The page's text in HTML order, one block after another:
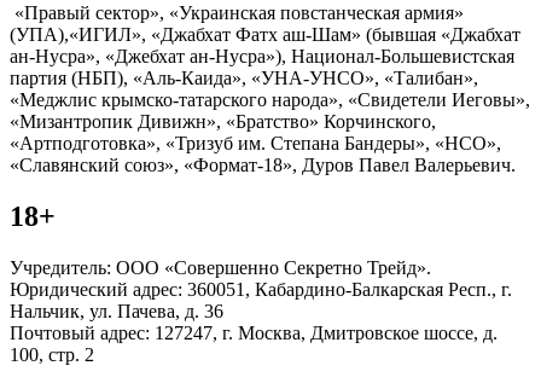
«Правый сектор», «Украинская повстанческая армия»
(УПА),«ИГИЛ», «Джабхат Фатх аш-Шам» (бывшая «Джабхат
ан-Нусра», «Джебхат ан-Нусра»), Национал-Большевистская
партия (НБП), «Аль-Каида», «УНА-УНСО», «Талибан»,
«Меджлис крымско-татарского народа», «Свидетели Иеговы»,
«Мизантропик Дивижн», «Братство» Корчинского,
«Артподготовка», «Тризуб им. Степана Бандеры», «НСО»,
«Славянский союз», «Формат-18», Дуров Павел Валерьевич.
18+
Учредитель: ООО «Совершенно Секретно Трейд».
Юридический адрес: 360051, Кабардино-Балкарская Респ., г.
Нальчик, ул. Пачева, д. 36
Почтовый адрес: 127247, г. Москва, Дмитровское шоссе, д.
100, стр. 2